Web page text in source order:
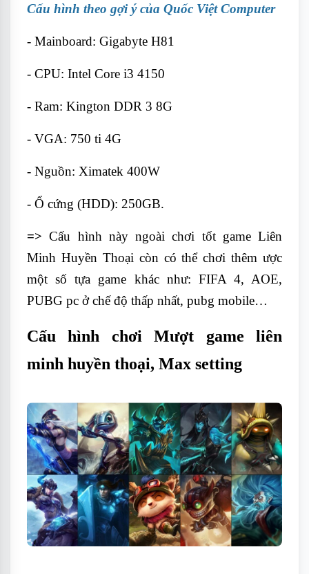
Cấu hình theo gợi ý của Quốc Việt Computer
- Mainboard: Gigabyte H81
- CPU: Intel Core i3 4150
- Ram: Kington DDR 3 8G
- VGA: 750 ti 4G
- Nguồn: Ximatek 400W
- Ổ cứng (HDD): 250GB.
=>Cấu hình này ngoài chơi tốt game Liên
Minh Huyền Thoại còn có thể chơi thêm ược
một số tựa game khác như: FIFA 4, AOE,
PUBG pc ở chế độ thấp nhất, pubg mobile…
Cấu hình chơi Mượt game liên
minh huyền thoại, Max setting